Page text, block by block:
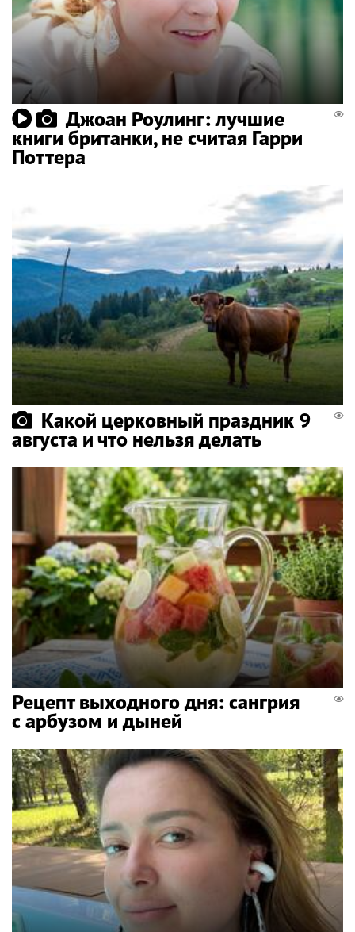
Джоан Роулинг: лучшие
книги британки, не считая Гарри
Поттера
Какой церковный праздник 9
августа и что нельзя делать
Рецепт выходного дня: сангрия
с арбузом и дыней